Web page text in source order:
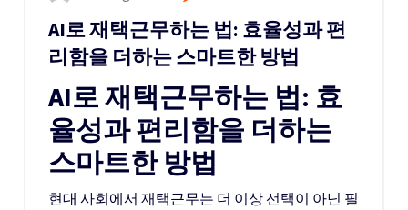
AI로 재택근무하는 법: 효율성과 편
리함을 더하는 스마트한 방법
AI로 재택근무하는 법: 효
율성과 편리함을 더하는
스마트한 방법
현대 사회에서 재택근무는 더 이상 선택이 아닌 필